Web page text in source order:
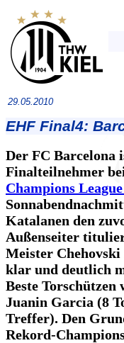
29.05.2010
EHF Final4:
Der FC Barcelona
Finalteilnehmer
Champions
Katalanen den
Außenseiter
Meister
klar und deutlich
Beste Torschützen
Juanin Garcia (8
Treffer). Den
Rekord-